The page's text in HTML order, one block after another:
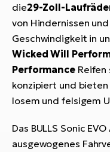
die29-Zoll-
von Hindernissen
Geschwindigkeit in
Wicked Will
PerformanceReifen
konzipiert und
losem und felsigem
Das BULLS Sonic
ausgewogenes